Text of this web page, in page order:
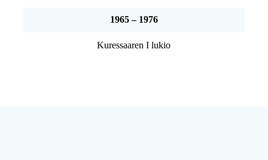
1965 – 1976
Kuressaaren I lukio